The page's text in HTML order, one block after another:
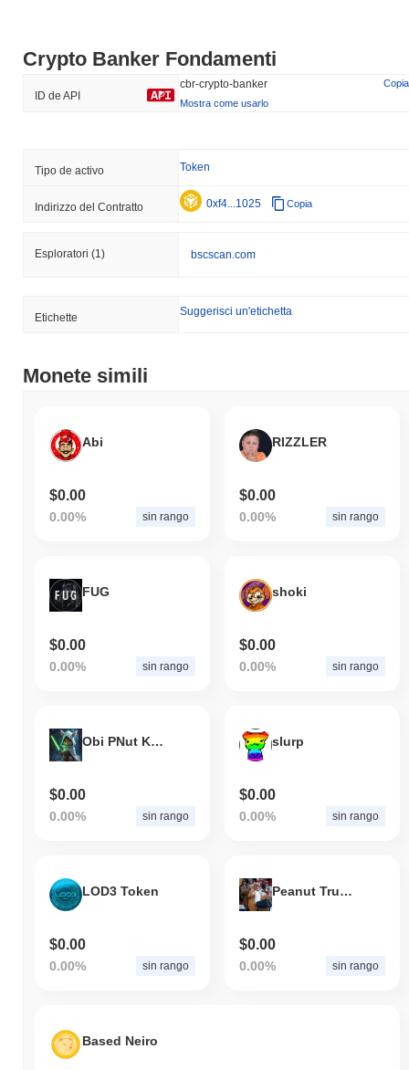
Crypto Banker Fondamenti
ID de API
cbr-crypto-banker
Copia
Mostra come usarlo
Tipo de activo Token
Indirizzo del Contratto 0xf4...1025 Copia
Esploratori (1) bscscan.com
Etichette Suggerisci un'etichetta
Monete simili
Abi
$0.00
0.00% sin rango
RIZZLER
$0.00
0.00% sin rango
FUG
$0.00
0.00% sin rango
shoki
$0.00
0.00% sin rango
Obi PNut Kenobi
$0.00
0.00% sin rango
slurp
$0.00
0.00% sin rango
LOD3 Token
$0.00
0.00% sin rango
Peanut Trump
$0.00
0.00% sin rango
Based Neiro